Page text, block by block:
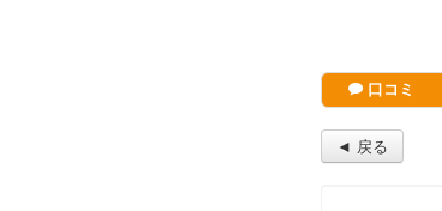
口コミ
◄ 戻る